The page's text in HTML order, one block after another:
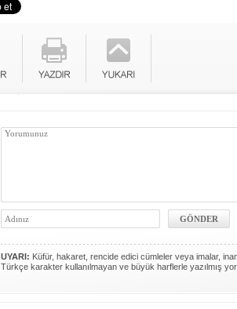
UYARI: Küfür, hakaret, rencide edici cümleler veya imalar,
Türkçe karakter kullanılmayan ve büyük harflerle yazılmış